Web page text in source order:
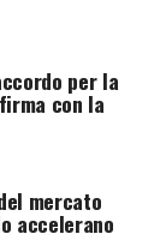
per la
con la
mercato
accelerano